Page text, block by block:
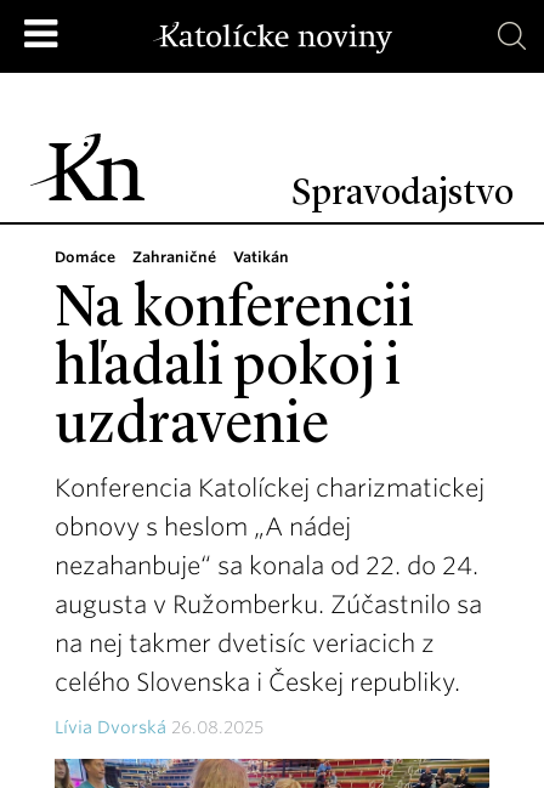
Spravodajstvo
Domáce Zahraničné Vatikán
Na konferencii
hľadali pokoj i
uzdravenie
Konferencia Katolíckej charizmatickej
obnovy s heslom „A nádej
nezahanbuje“ sa konala od 22. do 24.
augusta v Ružomberku. Zúčastnilo sa
na nej takmer dvetisíc veriacich z
celého Slovenska i Českej republiky.
Lívia Dvorská 26.08.2025